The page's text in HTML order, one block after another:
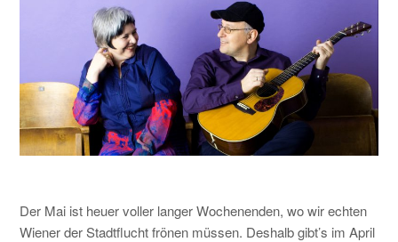
RESERVIERUNG
ÜBER EINEDRAHN
PRESSE
KONTAKT
Der Mai ist heuer voller langer Wochenenden, wo wir echten
Wiener der Stadtflucht frönen müssen. Deshalb gibt’s im April